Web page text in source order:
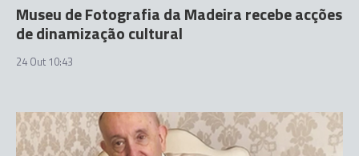
Museu de Fotografia da Madeira recebe acções
de dinamização cultural
24 Out 10:43